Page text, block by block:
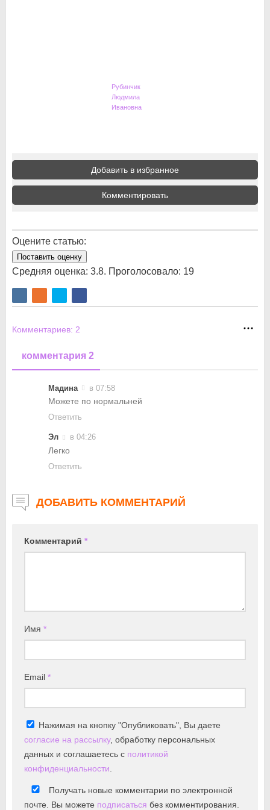
Рубинчик
Людмила
Ивановна
Добавить в избранное
Комментировать
Оцените статью:
Поставить оценку
Средняя оценка: 3.8. Проголосовало: 19
Комментариев: 2
комментария 2
Мадина в 07:58
Можете по нормальней
Ответить
Эл в 04:26
Легко
Ответить
ДОБАВИТЬ КОММЕНТАРИЙ
Комментарий *
Имя *
Email *
Нажимая на кнопку "Опубликовать", Вы даете
согласие на рассылку, обработку персональных
данных и соглашаетесь с политикой
конфиденциальности
Получать новые комментарии по электронной
почте. Вы можете подписаться без комментирования.